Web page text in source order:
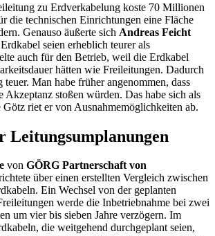
zu Erdverkabelung koste 70 Millionen
die technischen Einrichtungen eine Fläche
Genauso äußerte sich Andreas Feicht
Erdkabel seien erheblich teurer als
auch für den Betrieb, weil die Erdkabel
hätten wie Freileitungen. Dadurch
Man habe früher angenommen, dass
Akzeptanz stoßen würden. Das habe sich als
riet er von Ausnahmemöglichkeiten ab.
Leitungsumplanungen
von GÖRG Partnerschaft von
über einen erstellten Vergleich zwischen
Ein Wechsel von der geplanten
werde die Inbetriebnahme bei zwei
um vier bis sieben Jahre verzögern. Im
die weitgehend durchgeplant seien,